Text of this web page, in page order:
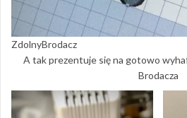
ZdolnyBrodacz
A tak prezentuje się na gotowo
Brodacza